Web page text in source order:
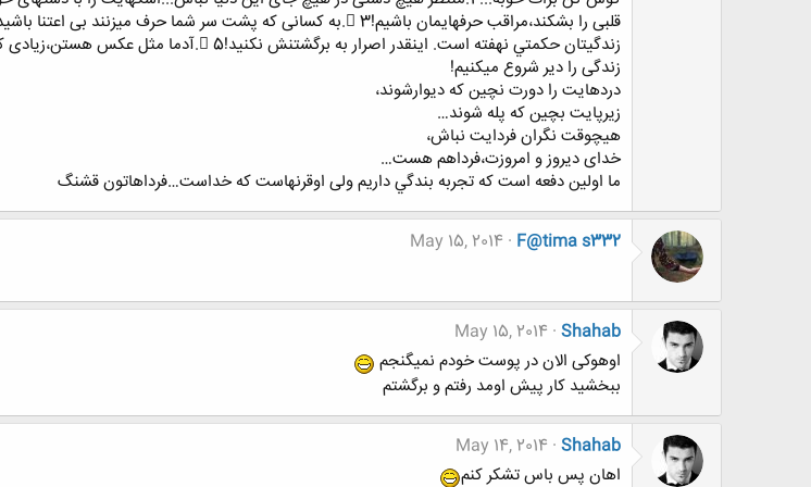
زندگی را دیر شروع میکنیم!
دردهایت را دورت نچین که دیوارشوند،
زیرپایت بچین که پله شوند…
هیچوقت نگران فردایت نباش،
خدای دیروز و امروزت،فرداهم هست…
ما اولين دفعه است که تجربه بندگي داريم ولى اوقرنهاست که خداست…فرداهاتون قشنگ
F@tima s332
May 15, 2014
Shahab
May 15, 2014
اوهوکی الان در پوست خودم نمیگنجم
ببخشید کار پیش اومد رفتم و برگشتم
Shahab
May 14, 2014
اهان پس باس تشکر کنم